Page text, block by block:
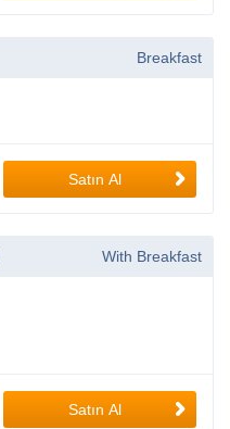
Breakfast
Satın Al
With Breakfast
Satın Al